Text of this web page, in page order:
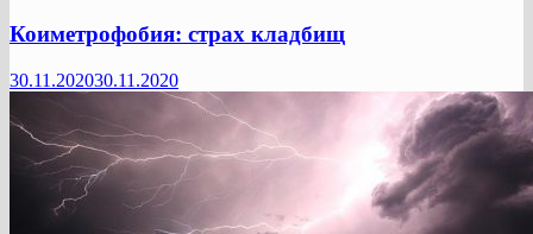
Коиметрофобия: страх кладбищ
30.11.202030.11.2020